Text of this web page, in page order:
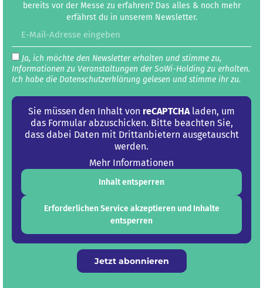
bereits vor der Messe zu erfahren? Das alles & noch mehr
erfährst du in unserem Newsletter.
Ja, ich möchte den Newsletter erhalten und stimme zu,
Informationen zu Veranstaltungen der SoWi-Holding zu erhalten.
Ich habe die Datenschutz­erklärung gelesen und stimme ihr zu.
Sie müssen den Inhalt von reCAPTCHAladen, um
das Formular abzuschicken. Bitte beachten Sie,
dass dabei Daten mit Drittanbietern ausgetauscht
werden.
Mehr Informationen
Inhalt entsperren
Erforderlichen Service akzeptieren und Inhalte
entsperren
Jetzt abonnieren